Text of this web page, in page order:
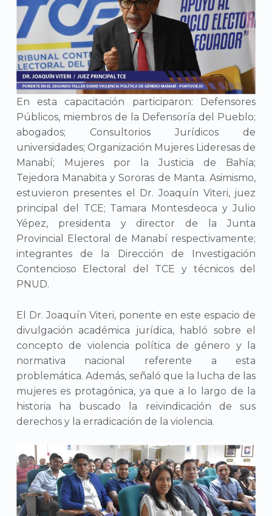
En esta capacitación participaron: Defensores
Públicos, miembros de la Defensoría del Pueblo;
abogados; Consultorios Jurídicos de
universidades; Organización Mujeres Lideresas de
Manabí; Mujeres por la Justicia de Bahía;
Tejedora Manabita y Sororas de Manta. Asimismo,
estuvieron presentes el Dr. Joaquín Viteri, juez
principal del TCE; Tamara Montesdeoca y Julio
Yépez, presidenta y director de la Junta
Provincial Electoral de Manabí respectivamente;
integrantes de la Dirección de Investigación
Contencioso Electoral del TCE y técnicos del
PNUD.
El Dr. Joaquín Viteri, ponente en este espacio de
divulgación académica jurídica, habló sobre el
concepto de violencia política de género y la
normativa nacional referente a esta
problemática. Además, señaló que la lucha de las
mujeres es protagónica, ya que a lo largo de la
historia ha buscado la reivindicación de sus
derechos y la erradicación de la violencia.